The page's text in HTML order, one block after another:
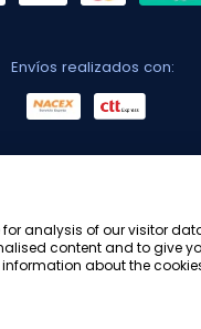
Envíos realizados con:
analysis of our visitor
content and to give
information about the